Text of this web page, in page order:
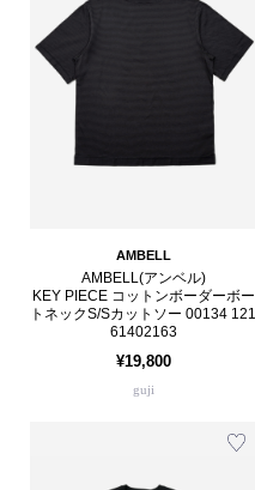
AMBELL
AMBELL(アンベル)
KEY PIECE コットンボーダーボー
トネックS/Sカットソー 00134 121
61402163
¥19,800
guji